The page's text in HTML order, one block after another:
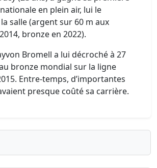
en plein air, lui le
salle (argent sur 60 m aux
bronze en 2022).
Bromell a lui décroché à 27
bronze mondial sur la ligne
Entre-temps, d’importantes
presque coûté sa carrière.